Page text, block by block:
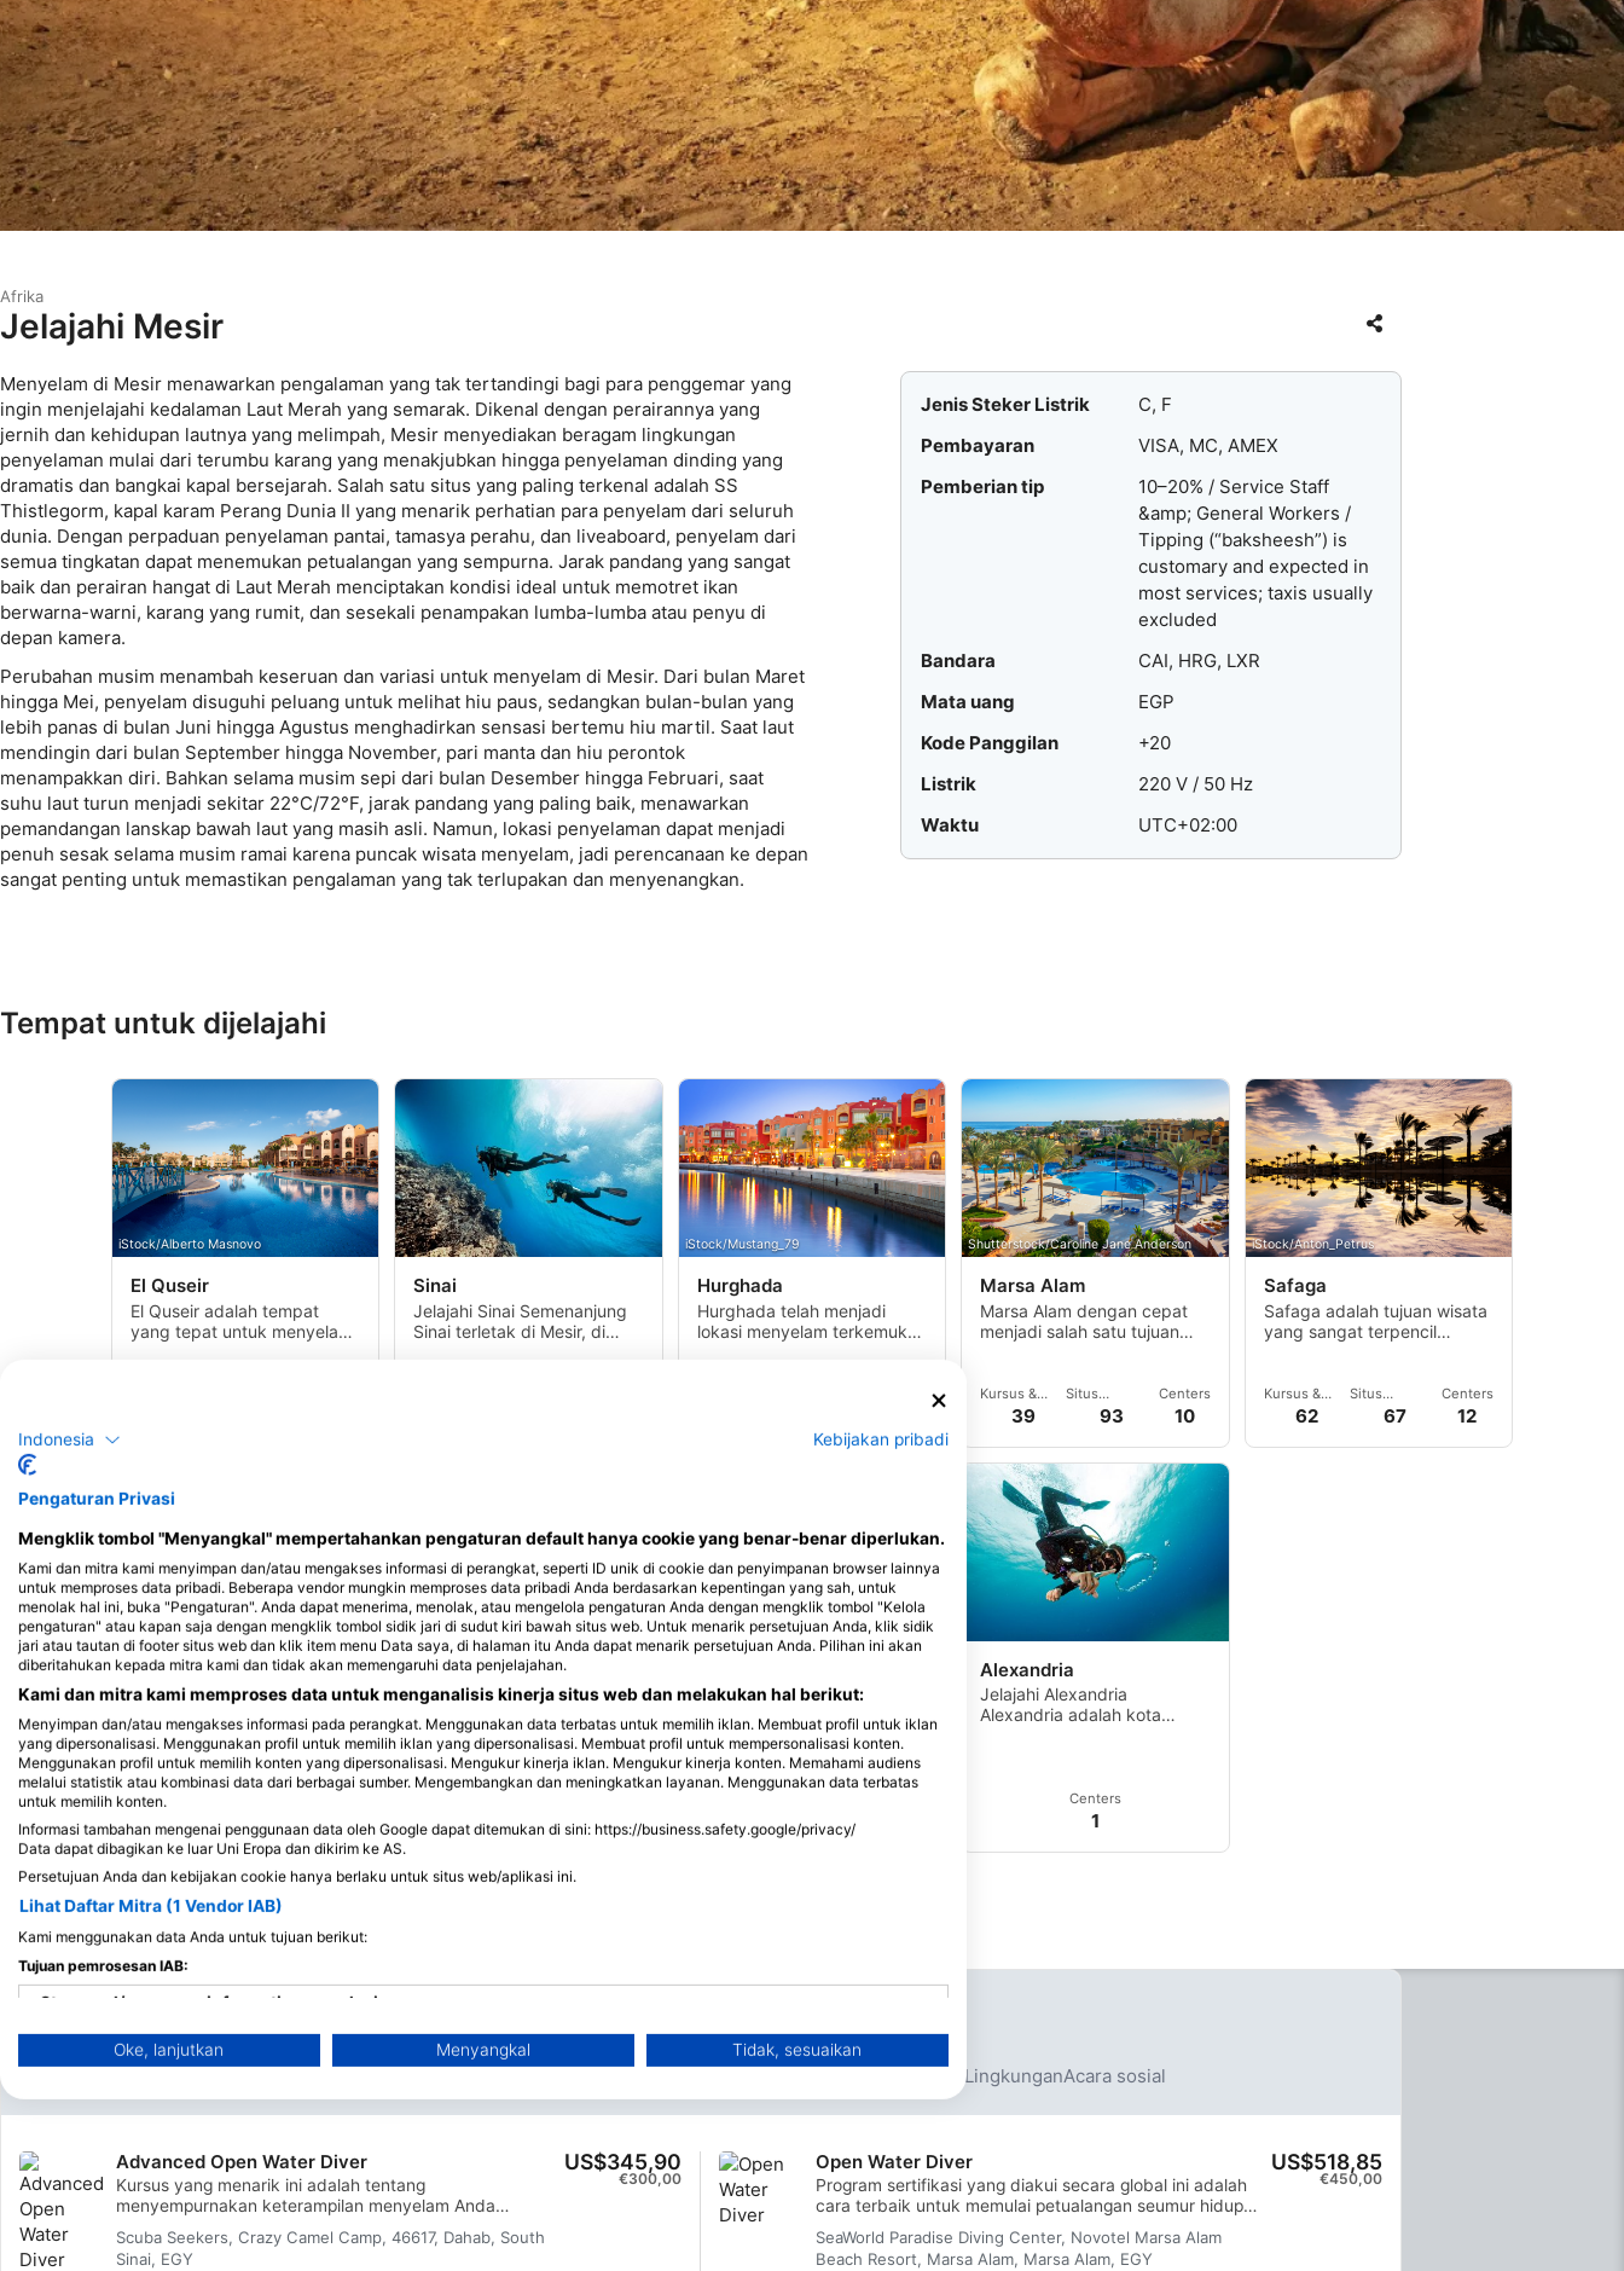
Afrika
Jelajahi Mesir
Menyelam di Mesir menawarkan pengalaman yang tak tertandingi bagi para penggemar yang
ingin menjelajahi kedalaman Laut Merah yang semarak. Dikenal dengan perairannya yang
jernih dan kehidupan lautnya yang melimpah, Mesir menyediakan beragam lingkungan
penyelaman mulai dari terumbu karang yang menakjubkan hingga penyelaman dinding yang
dramatis dan bangkai kapal bersejarah. Salah satu situs yang paling terkenal adalah SS
Thistlegorm, kapal karam Perang Dunia II yang menarik perhatian para penyelam dari seluruh
dunia. Dengan perpaduan penyelaman pantai, tamasya perahu, dan liveaboard, penyelam dari
semua tingkatan dapat menemukan petualangan yang sempurna. Jarak pandang yang sangat
baik dan perairan hangat di Laut Merah menciptakan kondisi ideal untuk memotret ikan
berwarna-warni, karang yang rumit, dan sesekali penampakan lumba-lumba atau penyu di
depan kamera.
Perubahan musim menambah keseruan dan variasi untuk menyelam di Mesir. Dari bulan Maret
hingga Mei, penyelam disuguhi peluang untuk melihat hiu paus, sedangkan bulan-bulan yang
lebih panas di bulan Juni hingga Agustus menghadirkan sensasi bertemu hiu martil. Saat laut
mendingin dari bulan September hingga November, pari manta dan hiu perontok
menampakkan diri. Bahkan selama musim sepi dari bulan Desember hingga Februari, saat
suhu laut turun menjadi sekitar 22°C/72°F, jarak pandang yang paling baik, menawarkan
pemandangan lanskap bawah laut yang masih asli. Namun, lokasi penyelaman dapat menjadi
penuh sesak selama musim ramai karena puncak wisata menyelam, jadi perencanaan ke depan
sangat penting untuk memastikan pengalaman yang tak terlupakan dan menyenangkan.
Jenis Steker Listrik
C, F
Pembayaran
VISA, MC, AMEX
Pemberian tip
10–20% / Service Staff
&amp; General Workers /
Tipping (“baksheesh”) is
customary and expected in
most services; taxis usually
excluded
Bandara
CAI, HRG, LXR
Mata uang
EGP
Kode Panggilan
+20
Listrik
220 V / 50 Hz
Waktu
UTC+02:00
Tempat untuk dijelajahi
iStock/Alberto Masnovo
El Quseir
El Quseir adalah tempat
yang tepat untuk menyelam
Sinai
Jelajahi Sinai Semenanjung
Sinai terletak di Mesir, di
iStock/Mustang_79
Hurghada
Hurghada telah menjadi
lokasi menyelam terkemuka
menyelam yang sangat baik.
Shutterstock/Caroline Jane Anderson
Marsa Alam
Marsa Alam dengan cepat
menjadi salah satu tujuan
Merah Mesir berkat pantai
dan resornya yang indah.
Kursus &
Acara39
Situs
menyelam
93
Centers
10
iStock/Anton_Petrus
Safaga
Safaga adalah tujuan wisata
yang sangat terpencil
bungalow serta hotel kecil.
Kursus &
Acara62
Situs
menyelam
67
Centers
12
Abu Nuhas
Jelajahi Abu Nuhas Terletak
dua jam di utara Hurghada,
di lepas pantai Laut Merah di
Mesir terdapat
5
Pulau Zabargad
Jelajahi Zabargad
Tersembunyi di ujung paling
selatan Pantai Laut Merah di
Mesir, terdapat Zabargad.
3
Daedalus
Jelajahi Daedalus Terumbu
karang Daedalus terletak di
sebelah timur Marsa Alam di
pesisir Laut Merah
1
Alexandria
Jelajahi Alexandria
Alexandria adalah kota
Centers
1
Kursus Kursus Kursus
Acara LingkunganAcara sosial
Advanced Open Water Diver
Kursus yang menarik ini adalah tentang
menyempurnakan keterampilan menyelam Anda
sekaligus memperkenalkan Anda pada berbagai jenis
lingkungan menyelam yang berbeda - seperti
Scuba Seekers, Crazy Camel Camp, 46617, Dahab, South
Sinai, EGY
US$345,90
€300,00
Open Water Diver
Program sertifikasi yang diakui secara global ini adalah
cara terbaik untuk memulai petualangan seumur hidup
Anda sebagai Scuba Diver bersertifikat. Pelatihan yang
dipersonalisasi dikombinasikan dengan sesi latihan di
SeaWorld Paradise Diving Center, Novotel Marsa Alam
Beach Resort, Marsa Alam, Marsa Alam, EGY
US$518,85
€450,00
Indonesia Kebijakan pribadi
Pengaturan Privasi
Mengklik tombol "Menyangkal" mempertahankan pengaturan default hanya cookie yang benar-benar diperlukan.
Kami dan mitra kami menyimpan dan/atau mengakses informasi di perangkat, seperti ID unik di cookie dan penyimpanan browser lainnya
untuk memproses data pribadi. Beberapa vendor mungkin memproses data pribadi Anda berdasarkan kepentingan yang sah, untuk
menolak hal ini, buka "Pengaturan". Anda dapat menerima, menolak, atau mengelola pengaturan Anda dengan mengklik tombol "Kelola
pengaturan" atau kapan saja dengan mengklik tombol sidik jari di sudut kiri bawah situs web. Untuk menarik persetujuan Anda, klik sidik
jari atau tautan di footer situs web dan klik item menu Data saya, di halaman itu Anda dapat menarik persetujuan Anda. Pilihan ini akan
diberitahukan kepada mitra kami dan tidak akan memengaruhi data penjelajahan.
Kami dan mitra kami memproses data untuk menganalisis kinerja situs web dan melakukan hal berikut:
Menyimpan dan/atau mengakses informasi pada perangkat. Menggunakan data terbatas untuk memilih iklan. Membuat profil untuk iklan
yang dipersonalisasi. Menggunakan profil untuk memilih iklan yang dipersonalisasi. Membuat profil untuk mempersonalisasi konten.
Menggunakan profil untuk memilih konten yang dipersonalisasi. Mengukur kinerja iklan. Mengukur kinerja konten. Memahami audiens
melalui statistik atau kombinasi data dari berbagai sumber. Mengembangkan dan meningkatkan layanan. Menggunakan data terbatas
untuk memilih konten.
Informasi tambahan mengenai penggunaan data oleh Google dapat ditemukan di sini: https://business.safety.google/privacy/
Data dapat dibagikan ke luar Uni Eropa dan dikirim ke AS.
Persetujuan Anda dan kebijakan cookie hanya berlaku untuk situs web/aplikasi ini.
Lihat Daftar Mitra (1 Vendor IAB)
Kami menggunakan data Anda untuk tujuan berikut:
Tujuan pemrosesan IAB:
Store and/or access information on a device
Use limited data to select advertising
Create profiles for personalised advertising
Use profiles to select personalised advertising
Create profiles to personalise content
Use profiles to select personalised content
Oke, lanjutkan Menyangkal Tidak, sesuaikan